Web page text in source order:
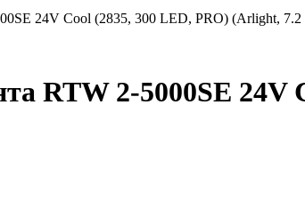
24V Cool (2835, 300 LED, PRO) (Arlight,
RTW 2-5000SE